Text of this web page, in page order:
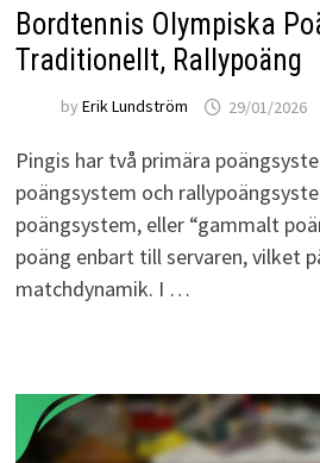
Bordtennis Olympiska
Traditionellt, Rallypoäng
by Erik Lundström 29/01/2026
Pingis har två primära
poängsystem och
poängsystem, eller “gammalt
poäng enbart till servaren, vilket
matchdynamik. I …